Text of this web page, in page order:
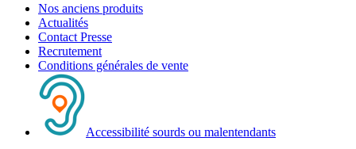
Nos anciens produits
Actualités
Contact Presse
Recrutement
Conditions générales de vente
Accessibilité sourds ou malentendants